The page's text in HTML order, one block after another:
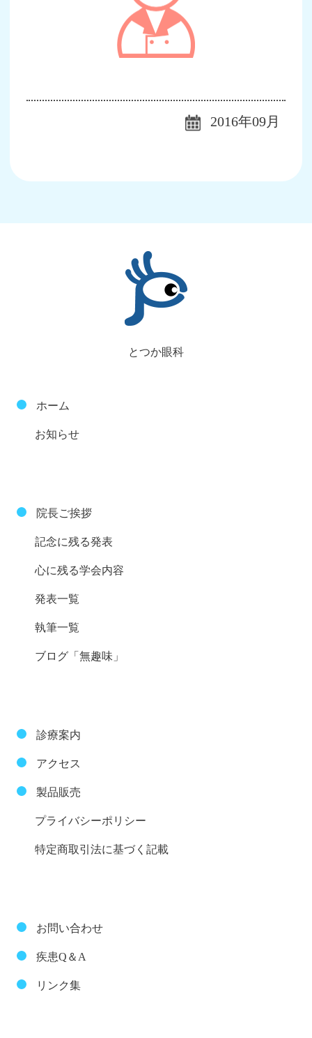
2016年09月
とつか眼科
ホーム
お知らせ
院長ご挨拶
記念に残る発表
心に残る学会内容
発表一覧
執筆一覧
ブログ「無趣味」
診療案内
アクセス
製品販売
プライバシーポリシー
特定商取引法に基づく記載
お問い合わせ
疾患Q＆A
リンク集